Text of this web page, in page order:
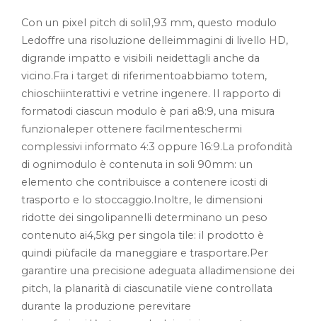
Con un pixel pitch di soli1,93 mm, questo modulo
Ledoffre una risoluzione delleimmagini di livello HD,
digrande impatto e visibili neidettagli anche da
vicino.Fra i target di riferimentoabbiamo totem,
chioschiinterattivi e vetrine ingenere. Il rapporto di
formatodi ciascun modulo è pari a8:9, una misura
funzionaleper ottenere facilmenteschermi
complessivi informato 4:3 oppure 16:9.La profondità
di ognimodulo è contenuta in soli 90mm: un
elemento che contribuisce a contenere icosti di
trasporto e lo stoccaggio.Inoltre, le dimensioni
ridotte dei singolipannelli determinano un peso
contenuto ai4,5kg per singola tile: il prodotto è
quindi piùfacile da maneggiare e trasportare.Per
garantire una precisione adeguata alladimensione dei
pitch, la planarità di ciascunatile viene controllata
durante la produzione perevitare